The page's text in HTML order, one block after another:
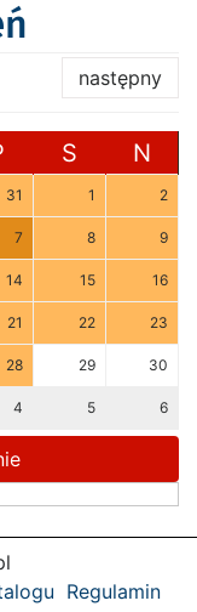
następny
S N
31 1 2
7 8 9
14 15 16
21 22 23
28 29 30
4 5 6
Regulamin